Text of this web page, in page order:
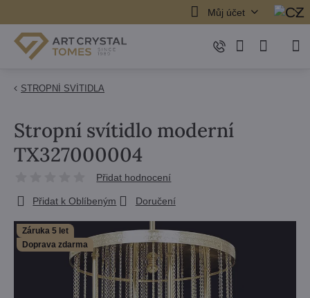
Můj účet
STROPNÍ SVÍTIDLA
Záruka 5 let
Doprava zdarma
Stropní svítidlo moderní
TX327000004
Přidat hodnocení
Přidat k Oblíbeným Doručení